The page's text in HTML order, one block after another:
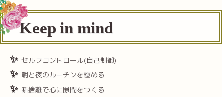
Keep in mind
セルフコントロール(自己制御)
朝と夜のルーチンを極める
断捨離で心に隙間をつくる